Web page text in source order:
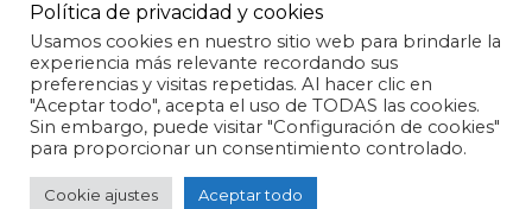
Subtotal: 0,00 €
Ver carrito
Aviso legal Política de Cookies
Política de privacidad
© 2026 Oral view.
Política de privacidad y cookies
Usamos cookies en nuestro sitio web para brindarle la
experiencia más relevante recordando sus
preferencias y visitas repetidas. Al hacer clic en
"Aceptar todo", acepta el uso de TODAS las cookies.
Sin embargo, puede visitar "Configuración de cookies"
para proporcionar un consentimiento controlado.
Cookie ajustes Aceptar todo